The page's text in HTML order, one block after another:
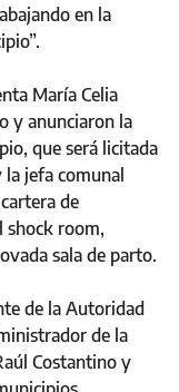
en la
María Celia
y anunciaron la
que será licitada
la jefa comunal
de
shock room,
sala de parto.
de la Autoridad
de la
Costantino y